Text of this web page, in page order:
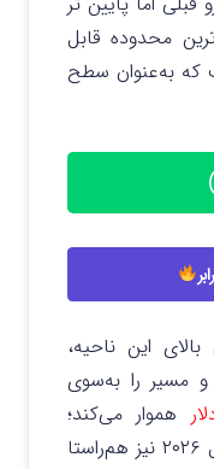
محدوده قابل‌
که به‌عنوان سطح
این ناحیه،
مسیر را به‌سوی
هموار می‌کند؛
سطحی که با اهداف صعودی سال ۲۰۲۶ نیز هم‌راستا